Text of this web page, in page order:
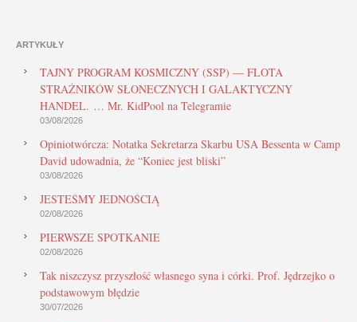
ARTYKUŁY
TAJNY PROGRAM KOSMICZNY (SSP) — FLOTA
STRAŻNIKÓW SŁONECZNYCH I GALAKTYCZNY
HANDEL. … Mr. KidPool na Telegramie
03/08/2026
Opiniotwórcza: Notatka Sekretarza Skarbu USA Bessenta w Camp
David udowadnia, że “Koniec jest bliski”
03/08/2026
JESTEŚMY JEDNOŚCIĄ
02/08/2026
PIERWSZE SPOTKANIE
02/08/2026
Tak niszczysz przyszłość własnego syna i córki. Prof. Jędrzejko o
podstawowym błędzie
30/07/2026